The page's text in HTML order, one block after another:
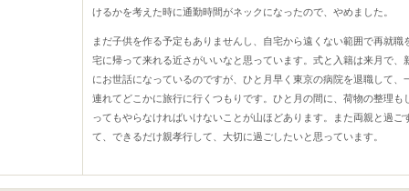
けるかを考えた時に通勤時間がネックになったので、やめました。
まだ子供を作る予定もありませんし、自宅から遠くない範囲で再就
宅に帰って来れる近さがいいなと思っています。式と入籍は来月で
にお世話になっているのですが、ひと月早く東京の病院を退職して
連れてどこかに旅行に行くつもりです。ひと月の間に、荷物の整理
ってもやらなければいけないことが山ほどあります。また両親と過
て、できるだけ親孝行して、大切に過ごしたいと思っています。